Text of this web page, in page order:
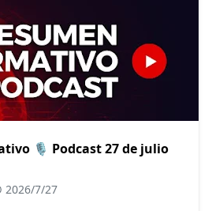
🎙️ Podcast 27 de julio
2026/7/27